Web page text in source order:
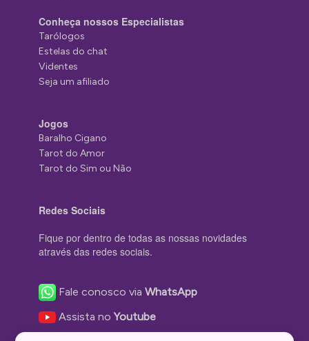
Conheça nossos Especialistas
Tarólogos
Estelas do chat
Videntes
Seja um afiliado
Jogos
Baralho Cigano
Tarot do Amor
Tarot do Sim ou Não
Redes Sociais
Fique por dentro de todas as nossas novidades
através das redes sociais.
Fale conosco viaWhatsApp
Assista noYoutube